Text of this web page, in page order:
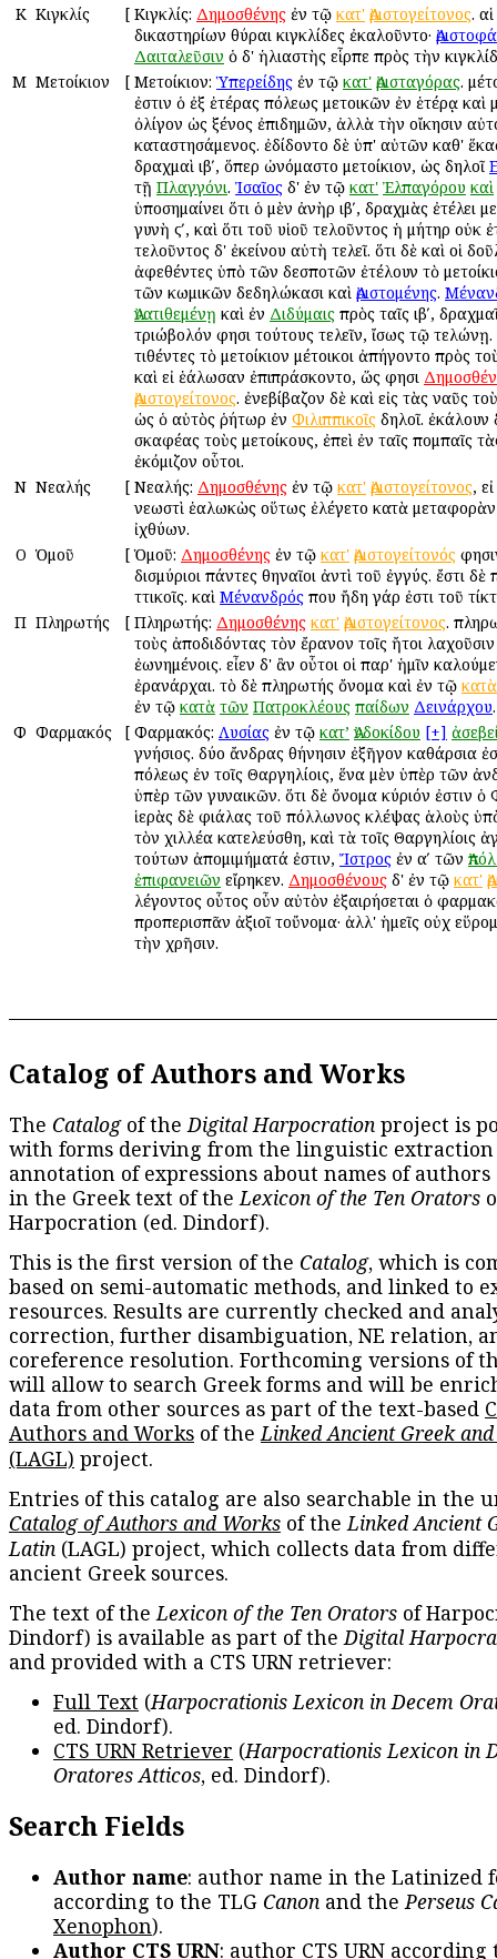
Κ Κιγκλίς [ Κιγκλίς: Δημοσθένης ἐν τῷ κατ' Ἀριστογείτονος.
δικαστηρίων θύραι κιγκλίδες ἐκαλοῦντο·
Δαιταλεῦσιν ὁ δ' ἡλιαστὴς εἷρπε πρὸς τὴν
Μ Μετοίκιον [ Μετοίκιον: Ὑπερείδης ἐν τῷ κατ' Ἀρισταγόρας.
ἐστιν ὁ ἐξ ἑτέρας πόλεως μετοικῶν ἐν ἑτέρᾳ καὶ
ὀλίγον ὡς ξένος ἐπιδημῶν, ἀλλὰ τὴν οἴκησιν
καταστησάμενος. ἐδίδοντο δὲ ὑπ' αὐτῶν καθ'
δραχμαὶ ιβʹ, ὅπερ ὠνόμαστο μετοίκιον, ὡς δηλοῖ
τῇ Πλαγγόνι. Ἰσαῖος δ' ἐν τῷ κατ' Ἐλπαγόρου καὶ
ὑποσημαίνει ὅτι ὁ μὲν ἀνὴρ ιβʹ, δραχμὰς ἐτέλει
γυνὴ ϛʹ, καὶ ὅτι τοῦ υἱοῦ τελοῦντος ἡ μήτηρ οὐκ
τελοῦντος δ' ἐκείνου αὐτὴ τελεῖ. ὅτι δὲ καὶ οἱ
ἀφεθέντες ὑπὸ τῶν δεσποτῶν ἐτέλουν τὸ
τῶν κωμικῶν δεδηλώκασι καὶ Ἀριστομένης.
Ἀνατιθεμένῃ καὶ ἐν Διδύμαις πρὸς ταῖς ιβʹ,
τριώβολόν φησι τούτους τελεῖν, ἴσως τῷ τελώνῃ.
τιθέντες τὸ μετοίκιον μέτοικοι ἀπήγοντο πρὸς
καὶ εἰ ἑάλωσαν ἐπιπράσκοντο, ὥς φησι
Ἀριστογείτονος. ἐνεβίβαζον δὲ καὶ εἰς τὰς ναῦς
ὡς ὁ αὐτὸς ῥήτωρ ἐν Φιλιππικοῖς δηλοῖ. ἐκάλουν
σκαφέας τοὺς μετοίκους, ἐπεὶ ἐν ταῖς πομπαῖς
ἐκόμιζον οὗτοι.
Ν Νεαλής [ Νεαλής: Δημοσθένης ἐν τῷ κατ' Ἀριστογείτονος,
νεωστὶ ἑαλωκὼς οὕτως ἐλέγετο κατὰ
ἰχθύων.
Ο Ὁμοῦ [ Ὁμοῦ: Δημοσθένης ἐν τῷ κατ' Ἀριστογείτονός
δισμύριοι πάντες Ἀθηναῖοι ἀντὶ τοῦ ἐγγύς. ἔστι
Ἀττικοῖς. καὶ Μένανδρός που ἤδη γάρ ἐστι τοῦ
Π Πληρωτής [ Πληρωτής: Δημοσθένης κατ' Ἀριστογείτονος.
τοὺς ἀποδιδόντας τὸν ἔρανον τοῖς ἤτοι
ἐωνημένοις. εἶεν δ' ἂν οὗτοι οἱ παρ' ἡμῖν
ἐρανάρχαι. τὸ δὲ πληρωτής ὄνομα καὶ ἐν τῷ κατὰ
ἐν τῷ κατὰ τῶν Πατροκλέους παίδων Δεινάρχου.
Φ Φαρμακός [ Φαρμακός: Λυσίας ἐν τῷ κατ’ Ἀνδοκίδου [+]
γνήσιος. δύο ἄνδρας Ἀθήνησιν ἐξῆγον καθάρσια
πόλεως ἐν τοῖς Θαργηλίοις, ἕνα μὲν ὑπὲρ τῶν
ὑπὲρ τῶν γυναικῶν. ὅτι δὲ ὄνομα κύριόν ἐστιν
ἱερὰς δὲ φιάλας τοῦ Ἀπόλλωνος κλέψας ἁλοὺς
τὸν Ἀχιλλέα κατελεύσθη, καὶ τὰ τοῖς Θαργηλίοις
τούτων ἀπομιμήματά ἐστιν, Ἴστρος ἐν αʹ τῶν
ἐπιφανειῶν εἴρηκεν. Δημοσθένους δ' ἐν τῷ κατ'
λέγοντος οὗτος οὖν αὐτὸν ἐξαιρήσεται ὁ
προπερισπᾶν ἀξιοῖ τοὔνομα· ἀλλ' ἡμεῖς οὐχ
τὴν χρῆσιν.
Catalog of Authors and Works
The Catalogof theDigital Harpocration project is
with forms deriving from the linguistic extraction
annotation of expressions about names of
in the Greek text of theLexicon of the Ten Orators
Harpocration (ed. Dindorf).
This is the first version of the Catalog, which is
based on semi-automatic methods, and linked to
resources. Results are currently checked and
correction, further disambiguation, NE relation,
coreference resolution. Forthcoming versions of
will allow to search Greek forms and will be
data from other sources as part of the text-based
Authors and Works of theLinked Ancient Greek
(LAGL) project.
Entries of this catalog are also searchable in the
Catalog of Authors and Works of theLinked Ancient
Latin (LAGL) project, which collects data from
ancient Greek sources.
The text of theLexicon of the Ten Orators of
Dindorf) is available as part of theDigital
and provided with a CTS URN retriever:
Full Text (Harpocrationis Lexicon in Decem
ed. Dindorf).
CTS URN Retriever (Harpocrationis Lexicon in
Oratores Atticos, ed. Dindorf).
Search Fields
Author name: author name in the Latinized
according to the TLG Canon and thePerseus
Xenophon).
Author CTS URN: author CTS URN according